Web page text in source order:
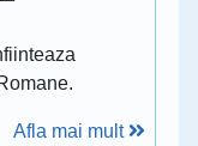
Afla mai mult